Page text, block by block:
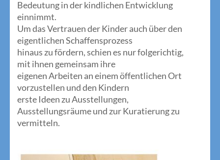
Bedeutung in der kindlichen Entwicklung
einnimmt.
Um das Vertrauen der Kinder auch über den
eigentlichen Schaffensprozess
hinaus zu fördern, schien es nur folgerichtig,
mit ihnen gemeinsam ihre
eigenen Arbeiten an einem öffentlichen Ort
vorzustellen und den Kindern
erste Ideen zu Ausstellungen,
Ausstellungsräume und zur Kuratierung zu
vermitteln.